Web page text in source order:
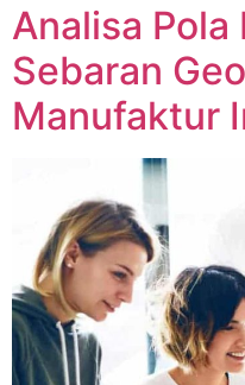
Analisa
Sebaran
Manufaktur